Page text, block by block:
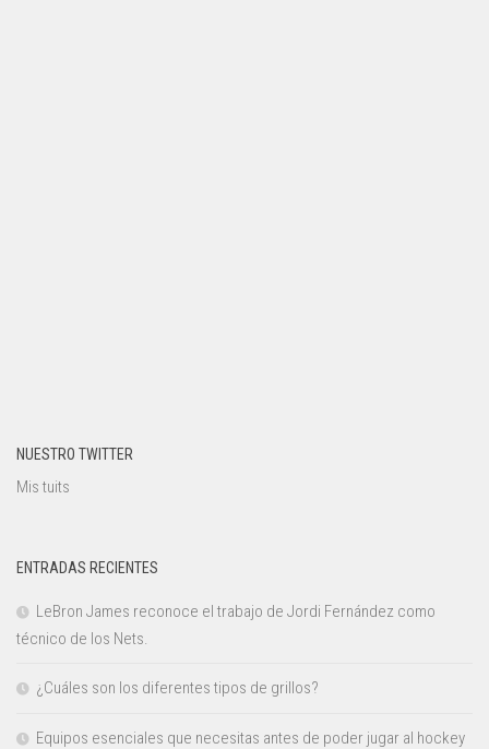
NUESTRO TWITTER
Mis tuits
ENTRADAS RECIENTES
LeBron James reconoce el trabajo de Jordi Fernández como
técnico de los Nets.
¿Cuáles son los diferentes tipos de grillos?
Equipos esenciales que necesitas antes de poder jugar al hockey